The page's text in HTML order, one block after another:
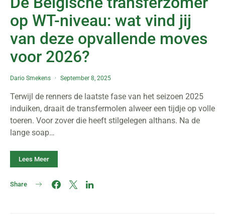
op WT-niveau: wat vind jij
van deze opvallende moves
voor 2026?
Dario Smekens September 8, 2025
Terwijl de renners de laatste fase van het seizoen 2025
induiken, draait de transfermolen alweer een tijdje op volle
toeren. Voor zover die heeft stilgelegen althans. Na de
lange soap…
Lees Meer
Share